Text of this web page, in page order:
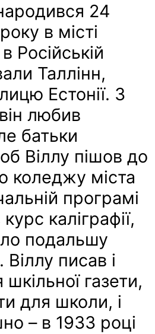
24
в місті
Російській
Таллінн,
Естонії. З
любив
батьки
Віллу пішов до
коледжу міста
програмі
каліграфії,
подальшу
писав і
газети,
для школи, і
– в 1933 році